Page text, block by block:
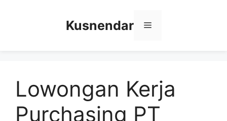
Kusnendar Menu
Lowongan Kerja
Purchasing PT